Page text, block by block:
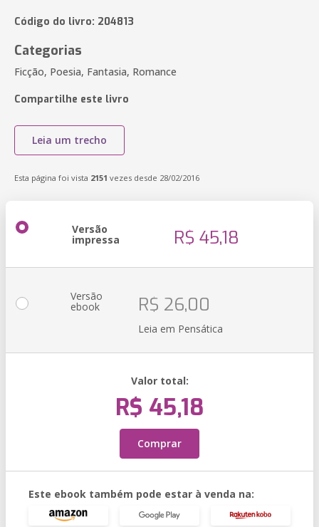
Código do livro: 204813
Categorias
Ficção, Poesia, Fantasia, Romance
Compartilhe este livro
Leia um trecho
Esta página foi vista 2151 vezes desde 28/02/2016
Versão
impressa R$ 45,18
Versão
ebook R$ 26,00
Leia em Pensática
Valor total:
R$ 45,18
Comprar
Este ebook também pode estar à venda na: